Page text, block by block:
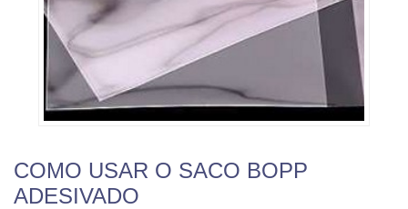
COMO USAR O SACO BOPP
ADESIVADO